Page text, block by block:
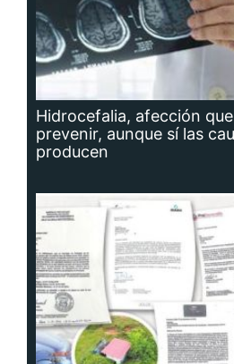
Hidrocefalia, afección
prevenir, aunque sí las
producen